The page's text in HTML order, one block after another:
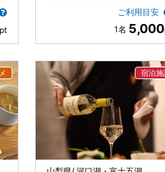
ご利用目安
5,000